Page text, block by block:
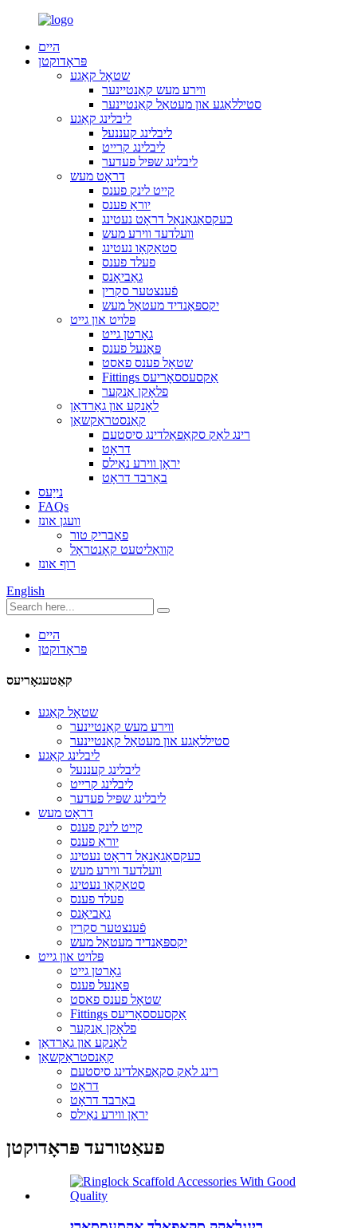
היים
פּראָדוקטן
שטאָל קאַגע
ווירע מעש קאַנטיינער
סטיללאַגע און מעטאַל קאַנטיינער
ליבלינג קאַגע
ליבלינג קעננעל
ליבלינג קרייט
ליבלינג שפּיל פעדער
דראָט מעש
קייט לינק פענס
יוראַ פענס
כעקסאַגאַנאַל דראָט נעטינג
וועלדעד ווירע מעש
סטאַקאָו נעטינג
פעלד פענס
גאַביאָנס
פֿענצטער סקרין
יקספּאַנדיד מעטאַל מעש
פּלויט און גייט
גאָרטן גייט
פּאַנעל פענס
שטאָל פענס פאסט
Fittings אַקסעססאָריעס
פלאָקן אַנקער
לאָנקע און גאַרדאַן
קאַנסטראַקשאַן
רינג לאַק סקאַפאַלדינג סיסטעם
דראָט
יראָן ווירע נאַילס
באַרבד דראָט
נייַעס
FAQs
וועגן אונז
פאַבריק טור
קוואַליטעט קאָנטראָל
רוף אונז
English
היים
פּראָדוקטן
קאַטעגאָריעס
שטאָל קאַגע
ווירע מעש קאַנטיינער
סטיללאַגע און מעטאַל קאַנטיינער
ליבלינג קאַגע
ליבלינג קעננעל
ליבלינג קרייט
ליבלינג שפּיל פעדער
דראָט מעש
קייט לינק פענס
יוראַ פענס
כעקסאַגאַנאַל דראָט נעטינג
וועלדעד ווירע מעש
סטאַקאָו נעטינג
פעלד פענס
גאַביאָנס
פֿענצטער סקרין
יקספּאַנדיד מעטאַל מעש
פּלויט און גייט
גאָרטן גייט
פּאַנעל פענס
שטאָל פענס פאסט
Fittings אַקסעססאָריעס
פלאָקן אַנקער
לאָנקע און גאַרדאַן
קאַנסטראַקשאַן
רינג לאַק סקאַפאַלדינג סיסטעם
דראָט
באַרבד דראָט
יראָן ווירע נאַילס
פעאַטורעד פּראָדוקטן